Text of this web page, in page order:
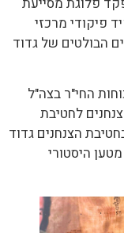
פיקודי מרכזי
הבולטים של גדוד
כוחות החי"ר בצה"ל
50 מחטיבת הצנחנים לחטיבת
הצנחנים גדוד
מספר בעל מטען היסטורי